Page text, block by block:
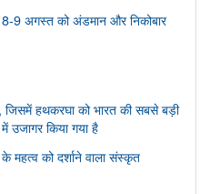
8-9 अगस्त को अंडमान और निकोबार
जिसमें हथकरघा को भारत की सबसे बड़ी
किया गया है
के महत्व को दर्शाने वाला संस्कृत